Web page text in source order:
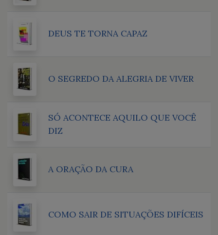
DEUS TE TORNA CAPAZ
O SEGREDO DA ALEGRIA DE VIVER
SÓ ACONTECE AQUILO QUE VOCÊ
DIZ
A ORAÇÃO DA CURA
COMO SAIR DE SITUAÇÕES DIFÍCEIS